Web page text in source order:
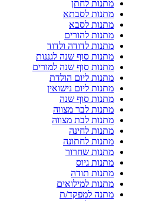
מתנות לחתן
מתנות לסבתא
מתנות לסבא
מתנות להורים
מתנות לדודה ולדוד
מתנות סוף שנה לגננות
מתנות סוף שנה למורים
מתנות ליום הולדת
מתנות ליום נישואין
מתנות סוף שנה
מתנות לבר מצווה
מתנות לבת מצווה
מתנות לחינה
מתנות לחתונה
מתנות שחרור
מתנות גיוס
מתנות תודה
מתנות למילואים
מתנה למפקד/ת